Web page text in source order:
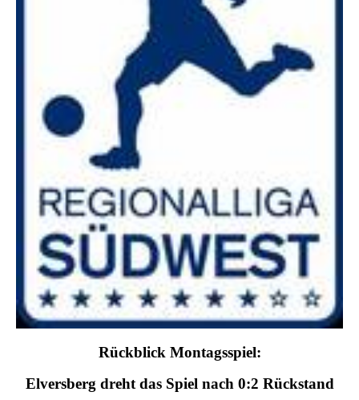
Rückblick Montagsspiel:
Elversberg dreht das Spiel nach 0:2 Rückstand